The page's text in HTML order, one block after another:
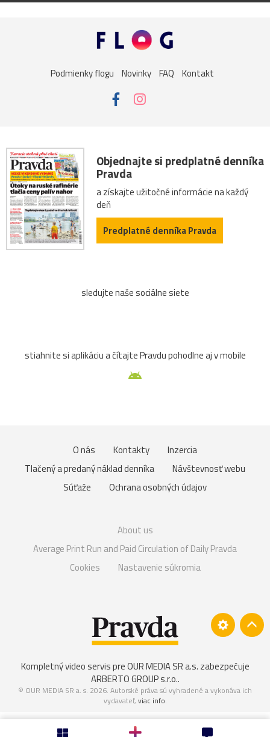
Podmienky flogu Novinky FAQ Kontakt
Objednajte si predplatné denníka
Pravda
a získajte užitočné informácie na každý
deň
Predplatné denníka Pravda
sledujte naše sociálne siete
stiahnite si aplikáciu a čítajte Pravdu pohodlne aj v mobile
O nás Kontakty
Inzercia
Tlačený a predaný náklad denníka
Návštevnosť webu
Súťaže
Ochrana osobných údajov
About us
Average Print Run and Paid Circulation of Daily Pravda
Cookies
Nastavenie súkromia
Kompletný video servis pre OUR MEDIA SR a.s. zabezpečuje
ARBERTO GROUP s.r.o..
© OUR MEDIA SR a. s. 2026. Autorské práva sú vyhradené a vykonáva ich
vydavateľ, viac info.